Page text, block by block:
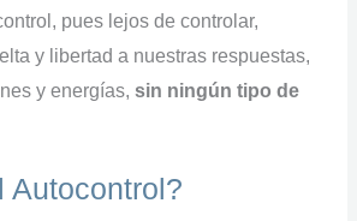
pues lejos de controlar,
y libertad a nuestras respuestas,
y energías, sin ningún tipo de
Autocontrol?